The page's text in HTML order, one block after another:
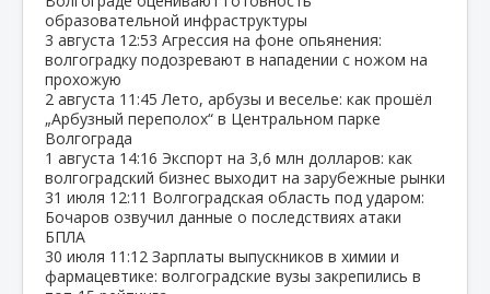
образовательной инфраструктуры
3 августа 12:53 Агрессия на фоне опьянения:
волгоградку подозревают в нападении с ножом на
прохожую
2 августа 11:45 Лето, арбузы и веселье: как прошёл
„Арбузный переполох“ в Центральном парке
Волгограда
1 августа 14:16 Экспорт на 3,6 млн долларов: как
волгоградский бизнес выходит на зарубежные рынки
31 июля 12:11 Волгоградская область под ударом:
Бочаров озвучил данные о последствиях атаки
БПЛА
30 июля 11:12 Зарплаты выпускников в химии и
фармацевтике: волгоградские вузы закрепились в